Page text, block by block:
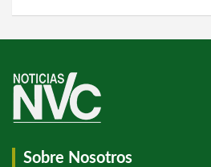
Sobre Nosotros